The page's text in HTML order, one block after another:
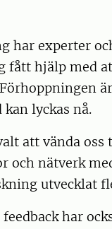
har experter
fått hjälp med
kan lyckas nå.
att vända
och nätverk
utvecklat
har